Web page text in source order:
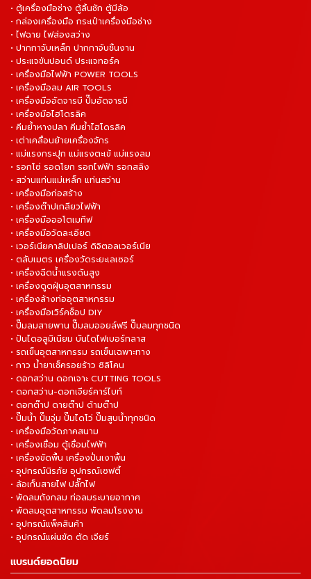
• ตู้เครื่องมือช่าง ตู้ลิ้นชัก ตู้มีล้อ
• กล่องเครื่องมือ กระเป๋าเครื่องมือช่าง
• ไฟฉาย ไฟส่องสว่าง
• ปากกาจับเหล็ก ปากกาจับชิ้นงาน
• ประแจขันปอนด์ ประแจทอร์ค
• เครื่องมือไฟฟ้า POWER TOOLS
• เครื่องมือลม AIR TOOLS
• เครื่องมืออัดจารบี ปั๊มอัดจารบี
• เครื่องมือไฮโดรลิค
• คีมย้ำหางปลา คีมย้ำไฮโดรลิค
• เต่าเคลื่อนย้ายเครื่องจักร
• แม่แรงกระปุก แม่แรงตะเข้ แม่แรงลม
• รอกโซ่ รอดโยก รอกไฟฟ้า รอกสลิง
• สว่านแท่นแม่เหล็ก แท่นสว่าน
• เครื่องมือก่อสร้าง
• เครื่องต๊าปเกลียวไฟฟ้า
• เครื่องมือออโตเมทีฟ
• เครื่องมือวัดละเอียด
• เวอร์เนียคาลิปเปอร์ ดิจิตอลเวอร์เนีย
• ตลับเมตร เครื่องวัดระยะเลเซอร์
• เครื่องฉีดน้ำแรงดันสูง
• เครื่องดูดฝุ่นอุตสาหกรรม
• เครื่องล้างท่ออุตสาหกรรม
• เครื่องมือเวิร์คช็อป DIY
• ปั๊มลมสายพาน ปั๊มลมออยล์ฟรี ปั๊มลมทุกชนิด
• ปันไดอลูมิเนียม บันไดไฟเบอร์กลาส
• รถเข็นอุตสาหกรรม รถเข็นเฉพาะทาง
• กาว น้ำยาเช็ครอยร้าว ซิลิโคน
• ดอกสว่าน ดอกเจาะ CUTTING TOOLS
• ดอกสว่าน-ดอกเจียร์คาร์ไบท์
• ดอกต๊าป ดายต๊าป ด้ามต๊าป
• ปั๊มน้ำ ปั๊มจุ่ม ปั๊มไดโว่ ปั๊มสูบน้ำทุกชนิด
• เครื่องมือวัดภาคสนาม
• เครื่องเชื่อม ตู้เชื่อมไฟฟ้า
• เครื่องขัดพื้น เครื่องปั่นเงาพื้น
• อุปกรณ์นิรภัย อุปกรณ์เซฟตี้
• ล้อเก็บสายไฟ ปลั๊กไฟ
• พัดลมถังกลม ท่อลมระบายอากาศ
• พัดลมอุตสาหกรรม พัดลมโรงงาน
• อุปกรณ์แพ็คสินค้า
• อุปกรณ์แผ่นขัด ตัด เจียร์
แบรนด์ยอดนิยม